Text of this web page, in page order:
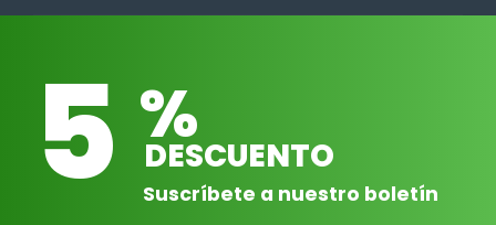
5 %
DESCUENTO
Suscríbete a nuestro boletín